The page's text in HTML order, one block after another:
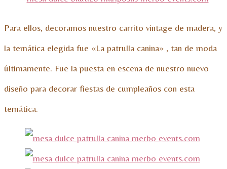
Para ellos, decoramos nuestro carrito vintage de madera, y
la temática elegida fue «La patrulla canina» , tan de moda
últimamente. Fue la puesta en escena de nuestro nuevo
diseño para decorar fiestas de cumpleaños con esta
temática.